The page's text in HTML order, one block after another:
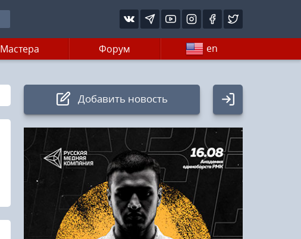
Мастера Форум en
Добавить новость
Авторизация
Логин:
Пароль